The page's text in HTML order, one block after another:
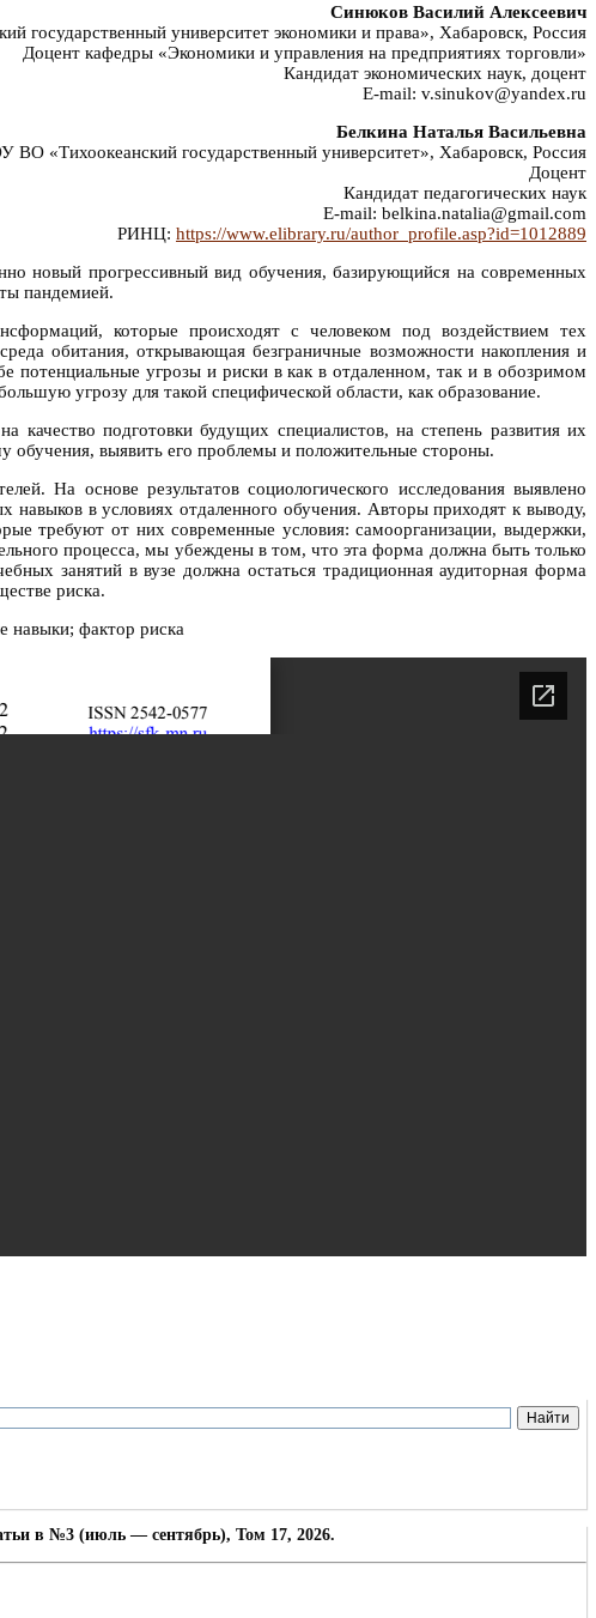
Синюков Василий Алексеевич
государственный университет экономики и права», Хабаровск, Россия
Доцент кафедры «Экономики и управления на предприятиях торговли»
Кандидат экономических наук, доцент
E-mail: v.sinukov@yandex.ru
Белкина Наталья Васильевна
ВО «Тихоокеанский государственный университет», Хабаровск, Россия
Доцент
Кандидат педагогических наук
E-mail: belkina.natalia@gmail.com
РИНЦ: https://www.elibrary.ru/author_profile.asp?id=1012889
новый прогрессивный вид обучения, базирующийся на современных
пандемией.
которые происходят с человеком под воздействием тех
обитания, открывающая безграничные возможности накопления и
потенциальные угрозы и риски в как в отдаленном, так и в обозримом
угрозу для такой специфической области, как образование.
подготовки будущих специалистов, на степень развития их
обучения, выявить его проблемы и положительные стороны.
На основе результатов социологического исследования выявлено
в условиях отдаленного обучения. Авторы приходят к выводу,
требуют от них современные условия: самоорганизации, выдержки,
процесса, мы убеждены в том, что эта форма должна быть только
занятий в вузе должна остаться традиционная аудиторная форма
риска.
навыки; фактор риска
в №3 (июль — сентябрь), Том 17, 2026.